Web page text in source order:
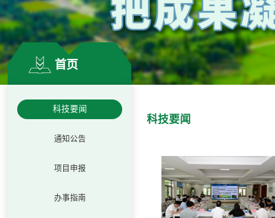
首页
科技要闻
通知公告
项目申报
办事指南
科技要闻